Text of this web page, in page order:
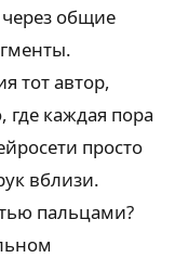
общие
тот автор,
где каждая пора
просто
вблизи.
пальцами?